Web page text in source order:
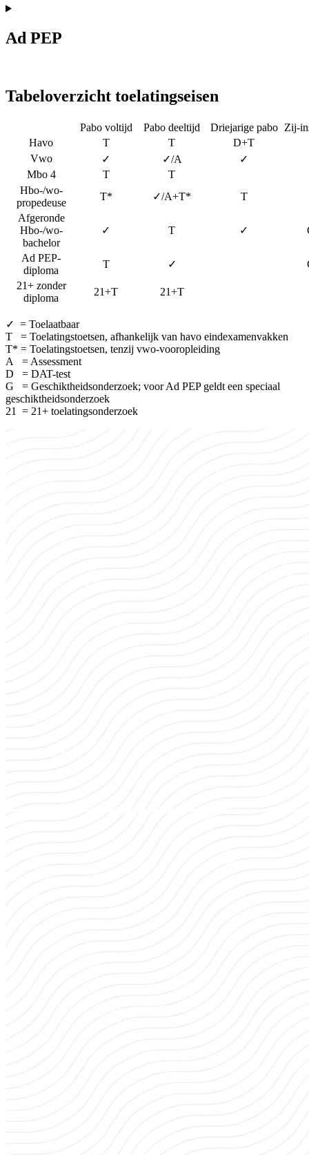
Ad PEP
Tabeloverzicht toelatingseisen
Pabo voltijd Pabo deeltijd Driejarige pabo
Zij-
Havo
T T
D+T
Vwo
✓ ✓/A
✓
Mbo 4
T
T
Hbo-/wo-
propedeuse
T* ✓/A+T*
T
Afgeronde
Hbo-/wo-
bachelor
✓ T ✓
Ad PEP-
diploma
T ✓
21+ zonder
diploma
21+T 21+T
✓ = Toelaatbaar
T = Toelatingstoetsen, afhankelijk van havo eindexamenvakken
T* = Toelatingstoetsen, tenzij vwo-vooropleiding
A = Assessment
D = DAT-test
G = Geschiktheidsonderzoek; voor Ad PEP geldt een speciaal
geschiktheidsonderzoek
21 = 21+ toelatingsonderzoek